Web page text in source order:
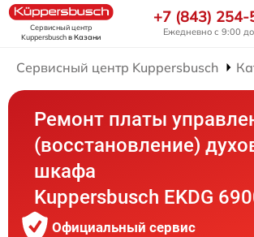
Сервисный центр
Kuppersbuschв Казани
+7 (843)
Ежедневно с 9:00
Сервисный центр Kuppersbusch
Ремонт платы
(восстановление)
шкафа
Kuppersbusch EKDG
Официальный сервис